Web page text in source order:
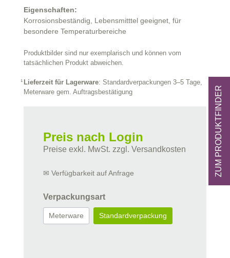
Eigenschaften:
Korrosionsbeständig, Lebensmitttel geeignet, für
besondere Temperaturbereiche
Produktbilder sind nur exemplarisch und können vom
tatsächlichen Produkt abweichen.
Lieferzeit für Lagerware: Standardverpackungen 3–5 Tage,
Meterware gem. Auftragsbestätigung
Preis nach Login
Preise exkl. MwSt. zzgl. Versandkosten
✉ Verfügbarkeit auf Anfrage
Verpackungsart
Meterware Standardverpackung
ZUM PRODUKTFINDER